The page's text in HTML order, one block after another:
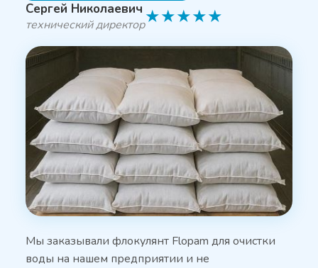
Сергей Николаевич
технический директор★★★★★
Мы заказывали флокулянт Flopam для очистки
воды на нашем предприятии и не